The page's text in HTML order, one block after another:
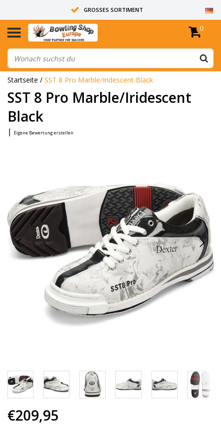
GROSSES SORTIMENT
14 TAGE RÜCKGABERECHT
ALLE BOWLINGKUGELN SIND UNGEBOHRT
0
Startseite / SST 8 Pro Marble/Iridescent Black
SST 8 Pro Marble/Iridescent
Black
| Eigene Bewertung erstellen
€209,95